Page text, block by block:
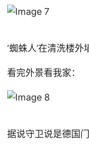
‘蜘蛛人’在清洗楼外
看完外景看我家：
据说守卫说是德国